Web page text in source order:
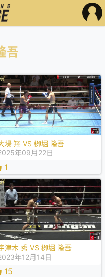
吾
場 翔 VS 栁堀 隆吾
年09月22日
1
津木 秀 VS 栁堀 隆吾
年12月14日
15